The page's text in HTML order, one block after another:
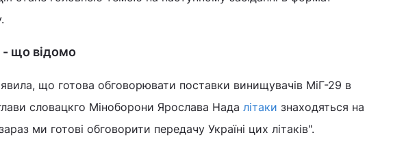
- що відомо
що готова обговорювати поставки винищувачів МіГ-29 в
словацкго Міноборони Ярослава Нада літаки знаходяться на
ми готові обговорити передачу Україні цих літаків".